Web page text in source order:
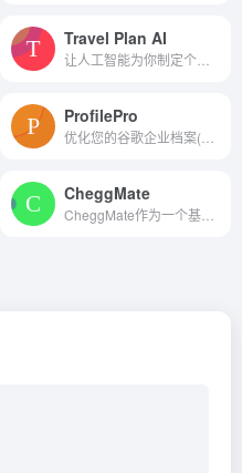
Travel Plan AI
ProfilePro
CheggMate